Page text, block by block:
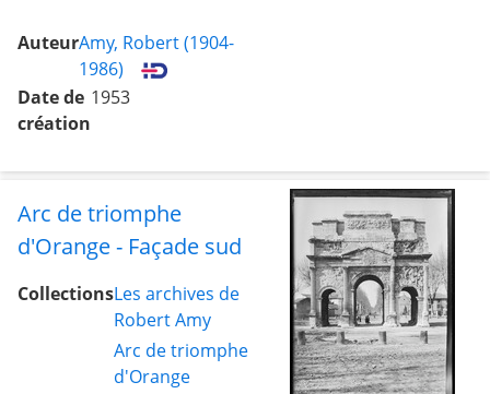
AuteurAmy, Robert (1904-
1986)
Date de
création
1953
Arc de triomphe
d'Orange - Façade sud
CollectionsLes archives de
Robert Amy
Arc de triomphe
d'Orange